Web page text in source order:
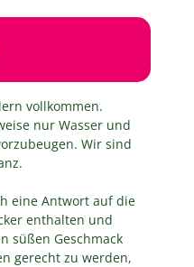
vollkommen.
nur Wasser und
Wir sind
eine Antwort auf die
enthalten und
süßen Geschmack
gerecht zu werden,